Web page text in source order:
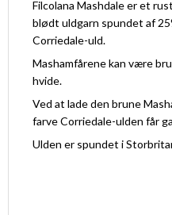
Filcolana Mashdale er et
blødt uldgarn spundet af
Corriedale-uld.
Mashamfårene kan være
hvide.
Ved at lade den brune
farve Corriedale-ulden får
Ulden er spundet i